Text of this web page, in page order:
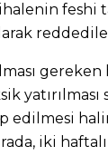
feshi
gereken
edilmesi
iki